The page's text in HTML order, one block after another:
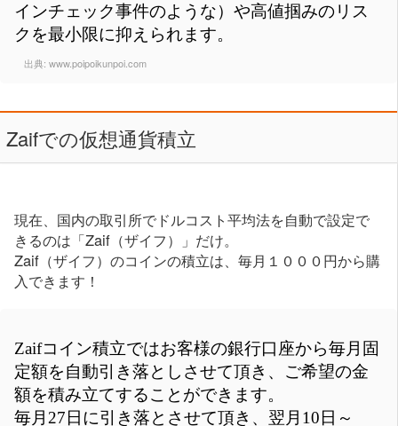
インチェック事件のような）や高値掴みのリス
クを最小限に抑えられます。
出典: www.poipoikunpoi.com
Zaifでの仮想通貨積立
現在、国内の取引所でドルコスト平均法を自動で設定で
きるのは「Zaif（ザイフ）」だけ。
Zaif（ザイフ）のコインの積立は、毎月１０００円から購
入できます！
Zaifコイン積立ではお客様の銀行口座から毎月固
定額を自動引き落としさせて頂き、ご希望の金
額を積み立てすることができます。
毎月27日に引き落とさせて頂き、翌月10日～